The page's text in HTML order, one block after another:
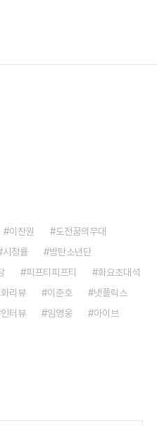
이찬원
도전꿈의무대
시청률
방탄소년단
피프티피프티
화요초대석
리뷰 이준호
넷플릭스
인터뷰 임영웅
아이브